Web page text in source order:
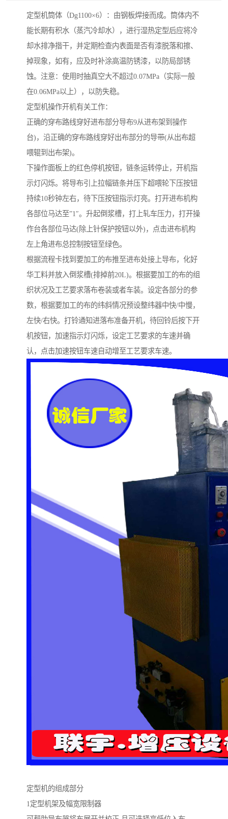
定型机筒体（Dg1100×6）：由钢板焊接而成。筒体内不
能长期有积水（蒸汽冷却水），进行湿热定型后应将冷
却水排净揩干，并定期检查内表面是否有漆脱落和擦、
掉现象，如有，应及时补涂高温防锈漆，以防局部锈
蚀。注意：使用时抽真空大不超过0.07MPa（实际一般
在0.06MPa以上），以防失稳。
定型机操作开机有关工作：
正确的穿布路线穿好进布部分导布9从进布架到操作
台)，沿正确的穿布路线穿好出布部分的导带(从出布超
喂辊到出布架)。
下操作面板上的红色停机按钮，链条运转停止，开机指
示灯闪烁。将导布引上拉幅链条并压下超喂轮下压按钮
持续10秒钟左右，待下压按钮指示灯亮。打开进布机构
各部位马达至”1″。升起倒浆槽，打上轧车压力，打开操
作台各部位马达(除上针保护按钮以外)，点击进布机构
左上角进布总控制按钮至绿色。
根据流程卡找到要加工的布推至进布处接上导布，化好
华工料并放入倒浆槽(排掉前20L)。根据要加工的布的组
织状况及工艺要求落布卷装或者车装。设定各部分的参
数，根据要加工的布的纬斜情况预设整纬器中快/中慢，
左快/右快。打铃通知进落布准备开机，待回铃后按下开
机按钮，加速指示灯闪烁，设定工艺要求的车速并确
认，点击加速按钮车速自动增至工艺要求车速。
定型机的组成部分
1定型机架及幅宽限制器